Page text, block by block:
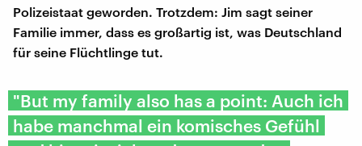
Polizeistaat geworden. Trotzdem: Jim sagt seiner
Familie immer, dass es großartig ist, was Deutschland
für seine Flüchtlinge tut.
"But my family also has a point: Auch ich
habe manchmal ein komisches Gefühl